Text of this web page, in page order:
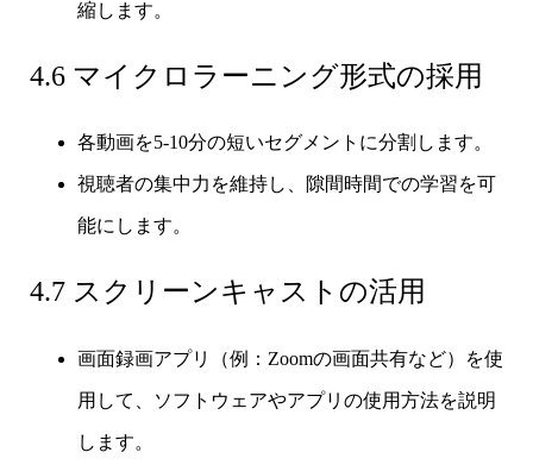
縮します。
4.6 マイクロラーニング形式の採用
各動画を5-10分の短いセグメントに分割します。
視聴者の集中力を維持し、隙間時間での学習を可
能にします。
4.7 スクリーンキャストの活用
画面録画アプリ（例：Zoomの画面共有など）を使
用して、ソフトウェアやアプリの使用方法を説明
します。